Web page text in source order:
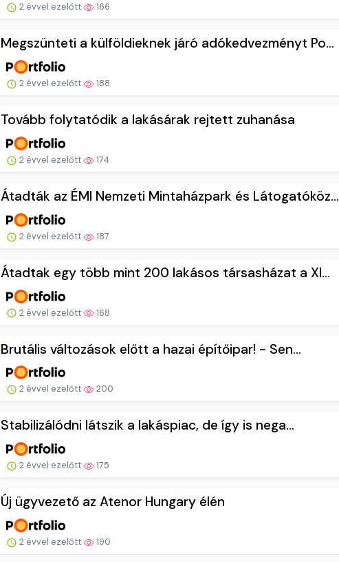
2 évvel ezelőtt 166
Megszünteti a külföldieknek járó adókedvezményt Po...
2 évvel ezelőtt 188
Tovább folytatódik a lakásárak rejtett zuhanása
2 évvel ezelőtt 174
Átadták az ÉMI Nemzeti Mintaházpark és Látogatóköz...
2 évvel ezelőtt 187
Átadtak egy több mint 200 lakásos társasházat a XI...
2 évvel ezelőtt 168
Brutális változások előtt a hazai építőipar! - Sen...
2 évvel ezelőtt 200
Stabilizálódni látszik a lakáspiac, de így is nega...
2 évvel ezelőtt 175
Új ügyvezető az Atenor Hungary élén
2 évvel ezelőtt 190